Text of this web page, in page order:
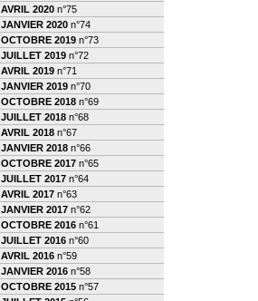
AVRIL 2020 n°75
JANVIER 2020 n°74
OCTOBRE 2019 n°73
JUILLET 2019 n°72
AVRIL 2019 n°71
JANVIER 2019 n°70
OCTOBRE 2018 n°69
JUILLET 2018 n°68
AVRIL 2018 n°67
JANVIER 2018 n°66
OCTOBRE 2017 n°65
JUILLET 2017 n°64
AVRIL 2017 n°63
JANVIER 2017 n°62
OCTOBRE 2016 n°61
JUILLET 2016 n°60
AVRIL 2016 n°59
JANVIER 2016 n°58
OCTOBRE 2015 n°57